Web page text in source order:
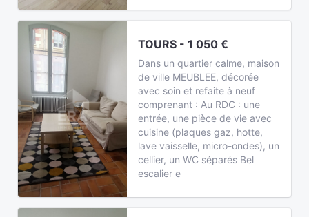
TOURS - 1 050 €
Dans un quartier calme, maison
de ville MEUBLEE, décorée
avec soin et refaite à neuf
comprenant : Au RDC : une
entrée, une pièce de vie avec
cuisine (plaques gaz, hotte,
lave vaisselle, micro-ondes), un
cellier, un WC séparés Bel
escalier e